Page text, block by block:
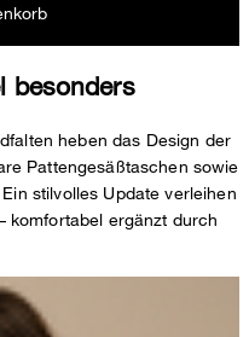
besonders
heben das Design der
Pattengesäßtaschen sowie
stilvolles Update verleihen
komfortabel ergänzt durch